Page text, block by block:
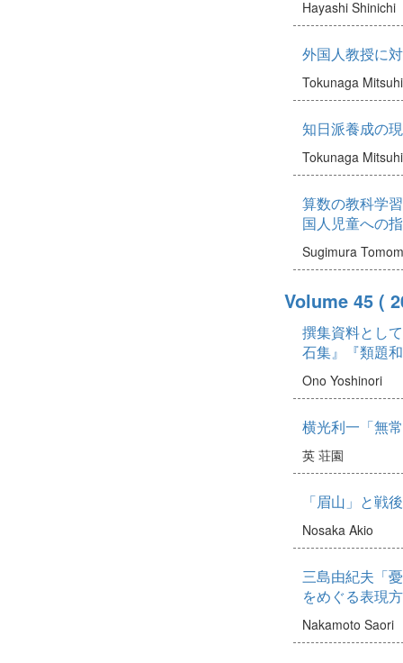
Hayashi Shinichi
外国人教授に
Tokunaga
知日派養成の
Tokunaga
算数の教科学
国人児童への
Sugimura
Volume 45 (
撰集資料とし
石集』『類題
Ono Yoshinori
横光利一「無
英 荘園
「眉山」と戦
Nosaka Akio
三島由紀夫「
をめぐる表現
Nakamoto Saori